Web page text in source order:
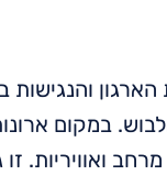
והנגישות
במקום
ואוויריות.